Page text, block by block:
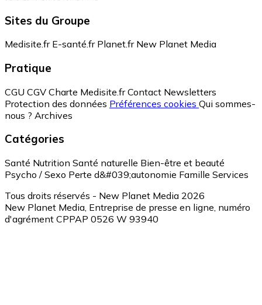
Sites du Groupe
Medisite.fr E-santé.fr Planet.fr New Planet Media
Pratique
CGU CGV Charte Medisite.fr Contact Newsletters
Protection des données Préférences cookies Qui sommes-
nous ? Archives
Catégories
Santé Nutrition Santé naturelle Bien-être et beauté
Psycho / Sexo Perte d&#039;autonomie Famille Services
Tous droits réservés - New Planet Media 2026
New Planet Media, Entreprise de presse en ligne, numéro
d'agrément CPPAP 0526 W 93940